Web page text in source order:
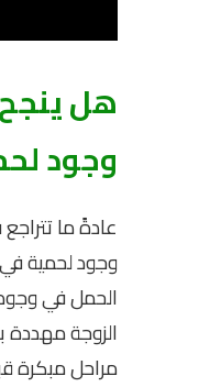
هل
وجود
عادةً ما
وجود لحمية
الحمل في
الزوجة
مراحل مبكرة